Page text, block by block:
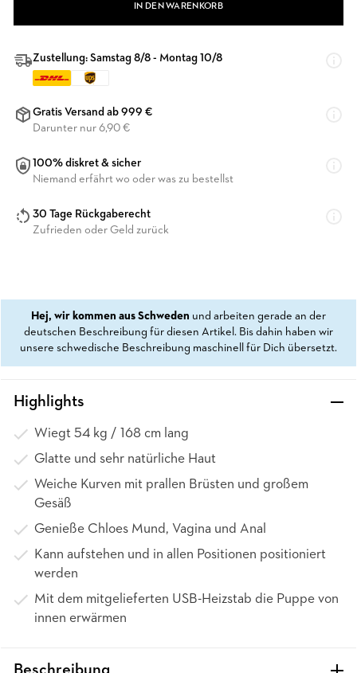
IN DEN WARENKORB
Zustellung: Samstag 8/8 - Montag 10/8
Gratis Versand ab 999 €
Darunter nur 6,90 €
100% diskret & sicher
Niemand erfährt wo oder was zu bestellst
30 Tage Rückgaberecht
Zufrieden oder Geld zurück
Hej, wir kommen aus Schweden und arbeiten gerade an der
deutschen Beschreibung für diesen Artikel. Bis dahin haben wir
unsere schwedische Beschreibung maschinell für Dich übersetzt.
Highlights
Wiegt 54 kg / 168 cm lang
Glatte und sehr natürliche Haut
Weiche Kurven mit prallen Brüsten und großem
Gesäß
Genieße Chloes Mund, Vagina und Anal
Kann aufstehen und in allen Positionen positioniert
werden
Mit dem mitgelieferten USB-Heizstab die Puppe von
innen erwärmen